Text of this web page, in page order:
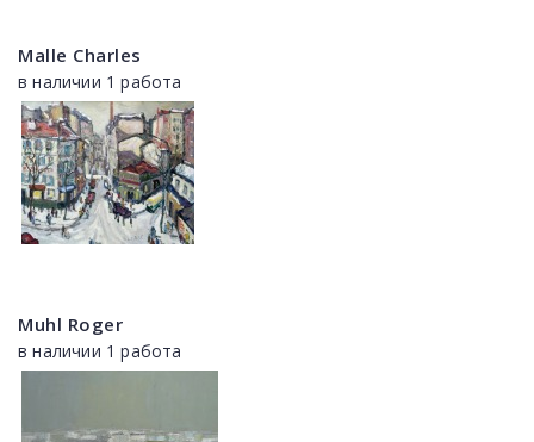
Malle Charles
в наличии 1 работа
Muhl Roger
в наличии 1 работа